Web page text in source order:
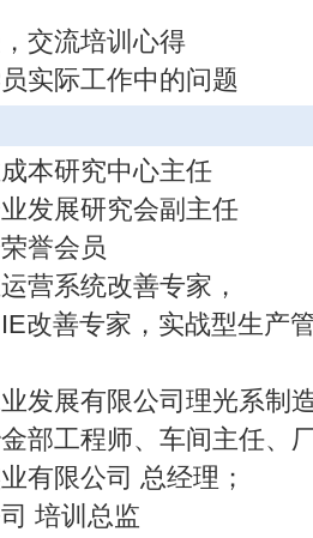
交流培训心得
实际工作中的问题
本研究中心主任
发展研究会副主任
誉会员
营系统改善专家，
改善专家，实战型生产
发展有限公司理光系制
部工程师、车间主任、
有限公司 总经理；
培训总监